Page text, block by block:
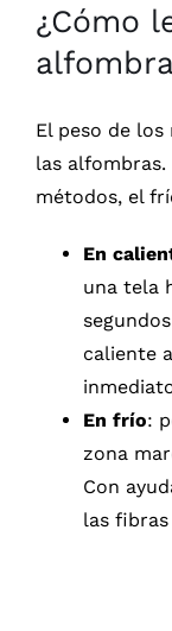
¿Cómo
El peso de
las
métodos, el
En
una tela
caliente
En frío:
zona
Con
las